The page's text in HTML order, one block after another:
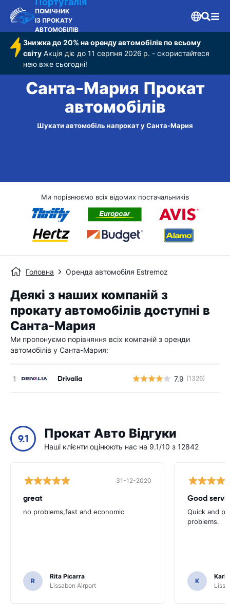
ПОМІЧНИК
ІЗ ПРОКАТУ
АВТОМОБІЛІВ
Знижка до 20% на оренду автомобілів по всьому
світу Акція діє до 11 серпня 2026 р. - скористайтеся
нею вже сьогодні!
Санта-Мария Прокат
автомобілів
Шукати автомобіль напрокат у Санта-Мария
Ми порівнюємо всіх відомих постачальників
Головна Оренда автомобіля Estremoz
Деякі з наших компаній з
прокату автомобілів доступні в
Санта-Мария
Ми пропонуємо порівняння всіх компаній з оренди
автомобілів у Санта-Мария:
Drivalia 7.9 (1326)
9.1 Прокат Авто Відгуки
Наші клієнти оцінюють нас на 9.1/10 з 12842
31-12-2020
great
no problems,fast and economic
R
Rita Picarra
Lissabon Airport
Good
Quick and
problems.
K
Karl